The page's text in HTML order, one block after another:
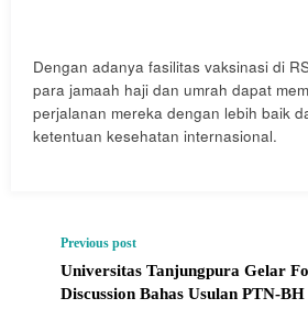
Dengan adanya fasilitas vaksinasi di
para jamaah haji dan umrah dapat
perjalanan mereka dengan lebih baik
ketentuan kesehatan internasional.
Previous post
Universitas Tanjungpura Gelar
Discussion Bahas Usulan PTN-